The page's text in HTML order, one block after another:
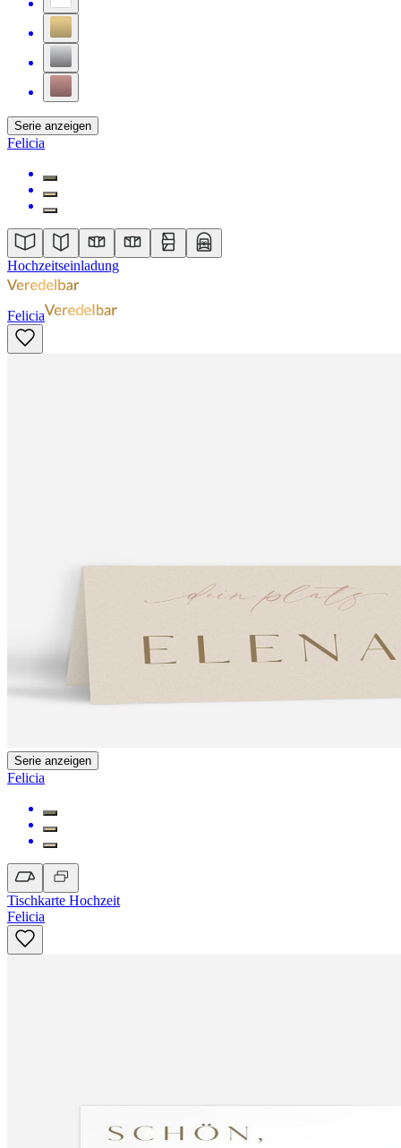
Serie anzeigen
Felicia
Hochzeitseinladung
Felicia
Serie anzeigen
Felicia
Tischkarte Hochzeit
Felicia